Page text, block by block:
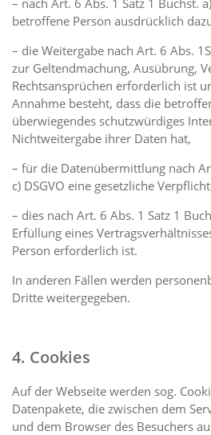
– nach Art. 6 Abs. 1 Satz 1 Buchst.
betroffene Person ausdrücklich
– die Weitergabe nach Art. 6 Abs.
zur Geltendmachung, Ausübrung,
Rechtsansprüchen erforderlich ist
Annahme besteht, dass die
überwiegendes schutzwürdiges
Nichtweitergabe ihrer Daten hat,
– für die Datenübermittlung nach
c) DSGVO eine gesetzliche
– dies nach Art. 6 Abs. 1 Satz 1
Erfüllung eines
Person erforderlich ist.
In anderen Fällen werden
Dritte weitergegeben.
4. Cookies
Auf der Webseite werden sog.
Datenpakete, die zwischen dem
und dem Browser des Besuchers